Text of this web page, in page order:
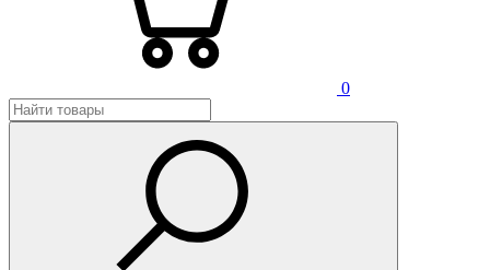
0